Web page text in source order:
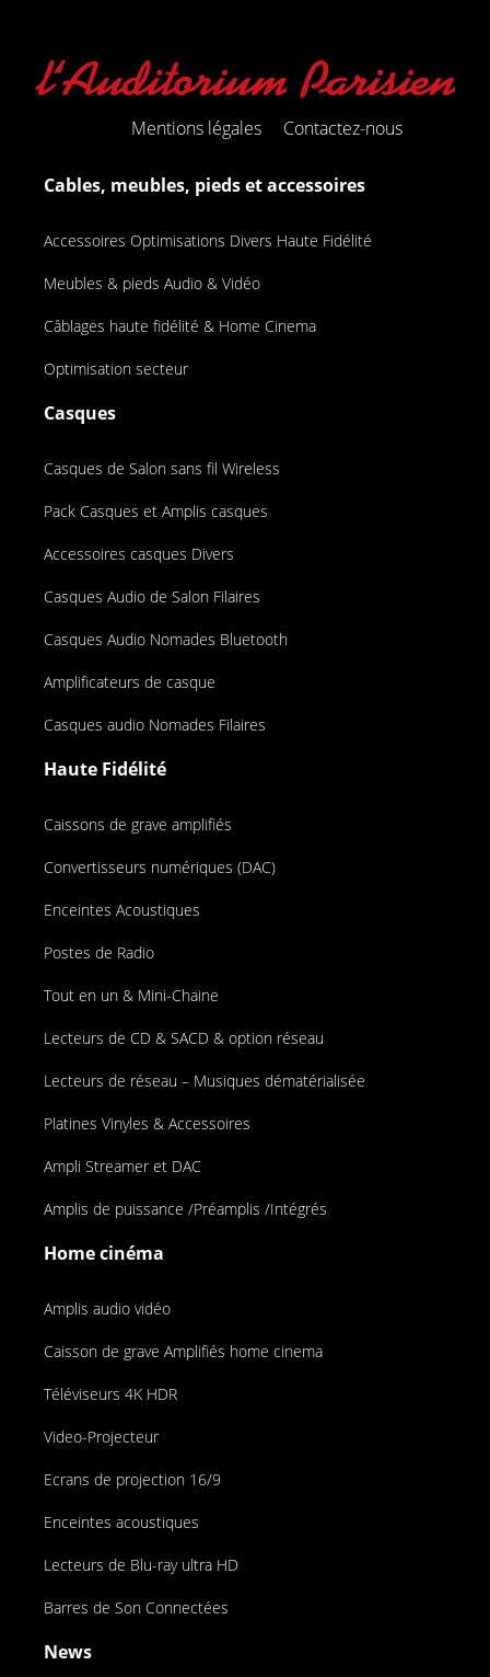
Mentions légales Contactez-nous
Cables, meubles, pieds et accessoires
Accessoires Optimisations Divers Haute Fidélité
Meubles & pieds Audio & Vidéo
Câblages haute fidélité & Home Cinema
Optimisation secteur
Casques
Casques de Salon sans fil Wireless
Pack Casques et Amplis casques
Accessoires casques Divers
Casques Audio de Salon Filaires
Casques Audio Nomades Bluetooth
Amplificateurs de casque
Casques audio Nomades Filaires
Haute Fidélité
Caissons de grave amplifiés
Convertisseurs numériques (DAC)
Enceintes Acoustiques
Postes de Radio
Tout en un & Mini-Chaine
Lecteurs de CD & SACD & option réseau
Lecteurs de réseau – Musiques dématérialisée
Platines Vinyles & Accessoires
Ampli Streamer et DAC
Amplis de puissance /Préamplis /Intégrés
Home cinéma
Amplis audio vidéo
Caisson de grave Amplifiés home cinema
Téléviseurs 4K HDR
Video-Projecteur
Ecrans de projection 16/9
Enceintes acoustiques
Lecteurs de Blu-ray ultra HD
Barres de Son Connectées
News